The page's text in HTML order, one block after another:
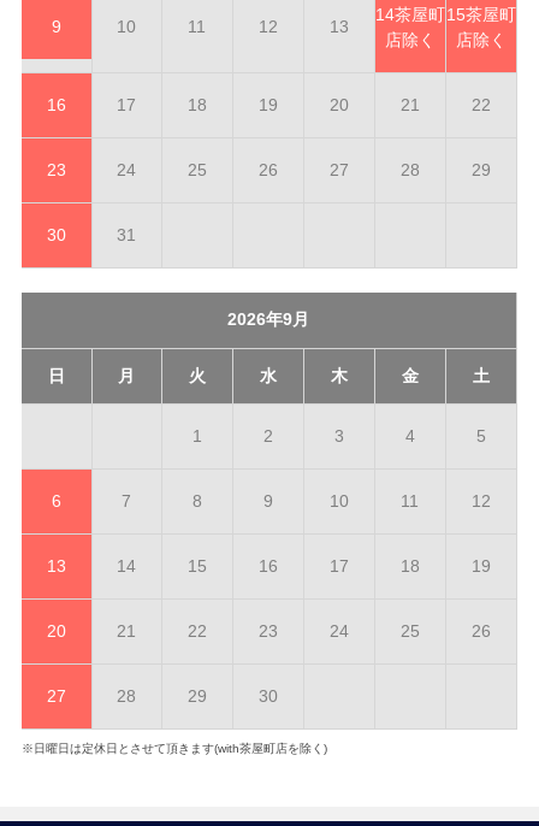
9 10 11 12 13
14茶屋町
店除く
15茶屋町
店除く
16 17 18 19 20 21 22
23 24 25 26 27 28 29
30 31
2026年9月
日 月 火 水 木 金 土
1 2 3 4 5
6 7 8 9 10 11 12
13 14 15 16 17 18 19
20 21 22 23 24 25 26
27 28 29 30
※日曜日は定休日とさせて頂きます(with茶屋町店を除く)